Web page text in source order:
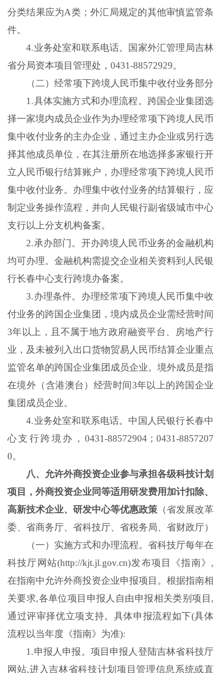
分类结果应为A类；外汇局规定的其他审慎监管条
件。
4.业务处室和联系电话。国家外汇管理局吉林
省分局资本项目管理处， 0431-88572929。
（二）经常项下跨境人民币集中收付业务部分
1 .具体实施方式和办理流程。跨国企业集团选
择一家境内成员企业作为办理经常项下跨境人民币
集中收付业务的主办企业，通过主办企业或另行选
择其他成员单位，在其注册所在地选择多家银行开
立人民币银行结算账户，办理经常项下跨境人民币
集中收付业务。办理集中收付业务的结算银行，应
制定业务操作流程，并向人民银行副省级城市中心
支行以上分支机构备案。
2.承办部门。开办跨境人民币业务的金融机构
均可办理。金融机构需提交企业相关资料到人民银
行长春中心支行跨境办备案。
3.办理条件。办理经常项下跨境人民币集中收
付业务的跨国企业集团，境内成员企业需经营时间
3年以上，且不属于地方政府融资平台、房地产行
业，及未被列入出口货物贸易人民币结算企业重点
监管名单的跨国企业集团成员企业。境外成员是指
在境外（含港澳台）经营时间3年以上的跨国企业
集团成员企业。
4.业务处室和联系电话。中国人民银行长春中
心支行跨境办， 0431-88572904；0431-8857207
0。
八、允许外商投资企业参与承担各级科技计划
项目，外商投资企业同等适用研发费用加计扣除、
高新技术企业、研发中心等优惠政策 （省发展改革
委、省商务厅、省科技厅、省税务局、省财政厅）
（一）实施方式和办理流程。省科技厅每年在
科技厅网站(http://kjt.jl.gov.cn)发布项目《指南》,
在指南中允许外商投资企业申报项目。根据指南相
关要求,各单位项目申报人自由申报相关类别项目,
通过评审择优立项支持。具体申报流程如下(具体
流程以当年度《指南》为准):
1.申报人申报。项目申报人登陆吉林省科技厅
网站,进入吉林省科技计划项目管理信息系统或直